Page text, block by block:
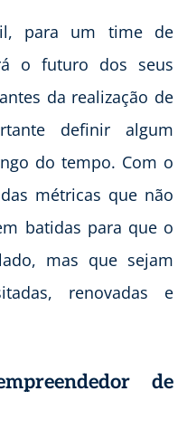
para um time de
o futuro dos seus
da realização de
definir algum
do tempo. Com o
métricas que não
batidas para que o
mas que sejam
renovadas e
de